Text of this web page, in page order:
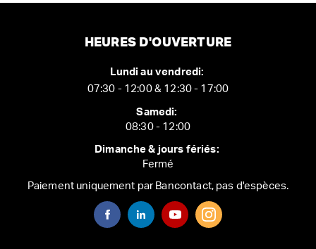
HEURES D'OUVERTURE
Lundi au vendredi:
07:30 - 12:00 & 12:30 - 17:00
Samedi:
08:30 - 12:00
Dimanche & jours fériés:
Fermé
Paiement uniquement par Bancontact, pas d'espèces.